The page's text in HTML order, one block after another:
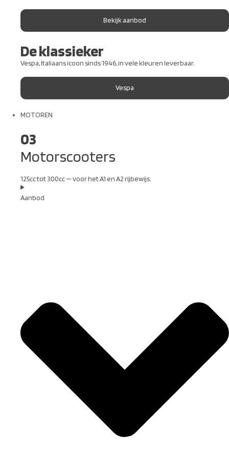
Bekijk aanbod
De klassieker
Vespa, Italiaans icoon sinds 1946, in vele kleuren leverbaar.
Vespa
MOTOREN
03
Motorscooters
125cc tot 300cc — voor het A1 en A2 rijbewijs.
Aanbod